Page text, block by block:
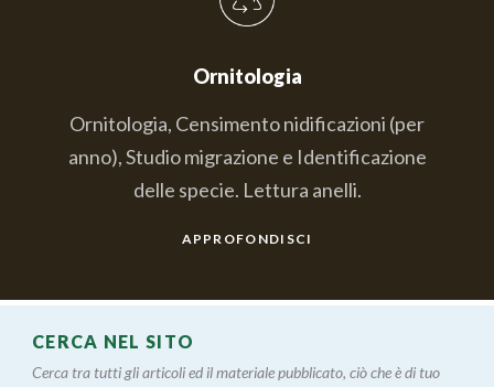
Ornitologia
Ornitologia, Censimento nidificazioni (per
anno), Studio migrazione e Identificazione
delle specie. Lettura anelli.
APPROFONDISCI
CERCA NEL SITO
Cerca tra tutti gli articoli ed il materiale pubblicato, ciò che è di tuo